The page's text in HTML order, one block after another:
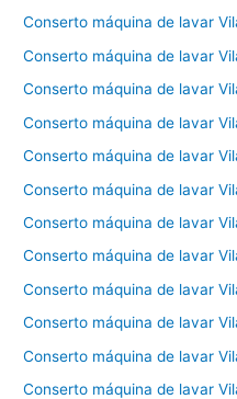
Conserto máquina de lavar
Conserto máquina de lavar
Conserto máquina de lavar
Conserto máquina de lavar
Conserto máquina de lavar
Conserto máquina de lavar
Conserto máquina de lavar
Conserto máquina de lavar
Conserto máquina de lavar
Conserto máquina de lavar
Conserto máquina de lavar
Conserto máquina de lavar